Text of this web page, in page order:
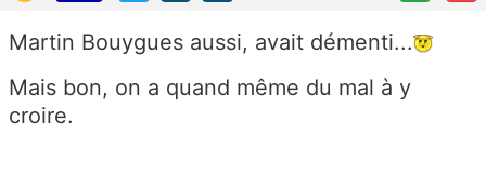
Martin Bouygues aussi, avait démenti...
Mais bon, on a quand même du mal à y
croire.